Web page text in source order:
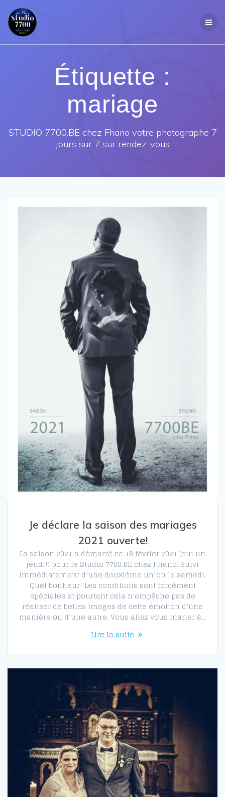
Étiquette :
mariage
STUDIO 7700.BE chez Fhano votre photographe 7
jours sur 7 sur rendez-vous
Je déclare la saison des mariages
2021 ouverte!
La saison 2021 a démarré ce 18 février 2021 (oui un
jeudi!) pour le Studio 7700.BE chez Fhano. Suivi
immédiatement d’une deuxième union le samedi.
Quel bonheur! Les conditions sont forcément
spéciales et pourtant cela n’empêche pas de
réaliser de belles images de cette émotion d’une
manière ou d’une autre. Vous allez vous marier à…
Lire la suite